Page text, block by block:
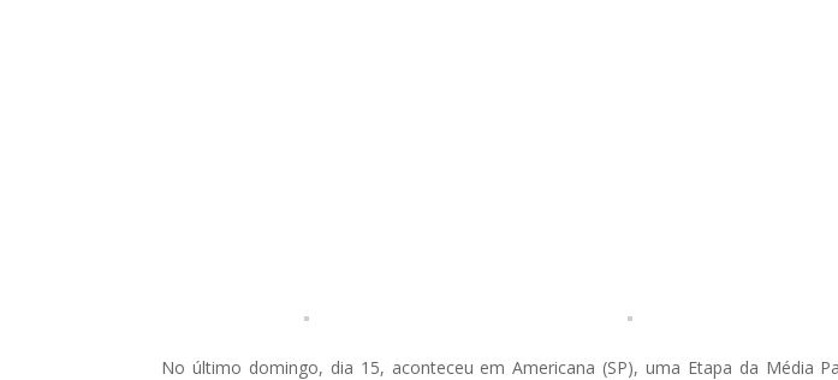
No último domingo, dia 15, aconteceu em Americana (SP), uma Etapa da Média